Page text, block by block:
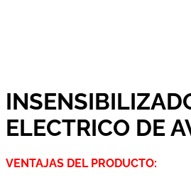
ELECTRICO DE
VENTAJAS DEL PRODUCTO: